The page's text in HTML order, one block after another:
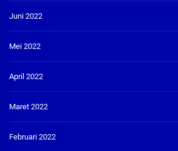
Juni 2022
Mei 2022
April 2022
Maret 2022
Februari 2022